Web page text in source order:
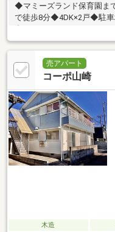
◆マミーズランド保育園ま
で徒歩8分◆4DK×2戸◆駐
合わせください♪
売アパート
コーポ山崎
木造